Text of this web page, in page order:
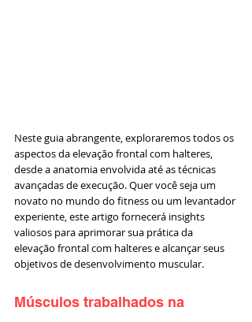
Neste guia abrangente, exploraremos todos os
aspectos da elevação frontal com halteres,
desde a anatomia envolvida até as técnicas
avançadas de execução. Quer você seja um
novato no mundo do fitness ou um levantador
experiente, este artigo fornecerá insights
valiosos para aprimorar sua prática da
elevação frontal com halteres e alcançar seus
objetivos de desenvolvimento muscular.
Músculos trabalhados na